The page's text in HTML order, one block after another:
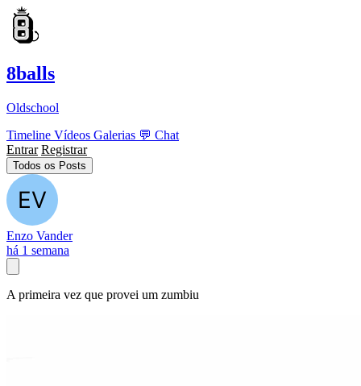
8balls
Oldschool
Timeline Vídeos Galerias 💬 Chat
Entrar Registrar
Todos os Posts
Enzo Vander
há 1 semana
A primeira vez que provei um zumbiu